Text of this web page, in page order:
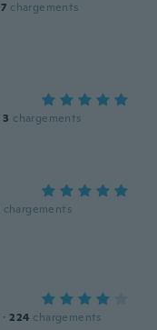
7 chargements
3 chargements
chargements
· 224 chargements